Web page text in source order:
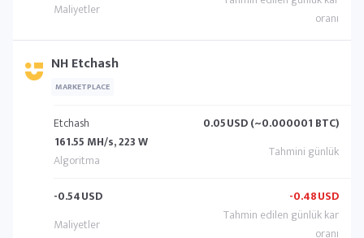
NH Etchash
MARKETPLACE
Etchash
161.55 MH/s, 223 W
0.05USD (~0.000001 BTC)
-0.54USD -0.48USD